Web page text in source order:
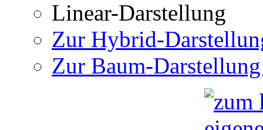
Linear-Darstellung
Zur Hybrid-
Zur Baum-